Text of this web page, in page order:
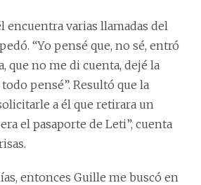
encuentra varias llamadas del
“Yo pensé que, no sé, entró
que no me di cuenta, dejé la
pensé”. Resultó que la
a él que retirara un
el pasaporte de Leti”, cuenta
entonces Guille me buscó en